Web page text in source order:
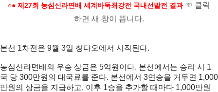
○● 제27회 농심신라면배 세계바둑최강전 국내선발전 결과 ☜ 클릭
하면 새 창이 뜹니다.
본선 1차전은 9월 3일 칭다오에서 시작된다.
농심신라면배의 우승 상금은 5억원이다. 본선에서는 승리 시 1
국 당 300만원의 대국료를 준다. 본선에서 3연승을 거두면 1,000
만원의 상금을 지급하고, 이후 1승을 추가할 때마다 1,000만원